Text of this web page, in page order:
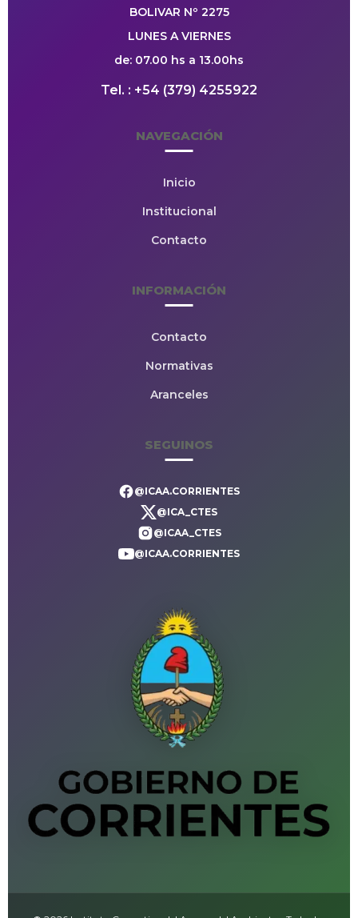
BOLIVAR Nº 2275
LUNES A VIERNES
de: 07.00 hs a 13.00hs
Tel. : +54 (379) 4255922
NAVEGACIÓN
Inicio
Institucional
Contacto
INFORMACIÓN
Contacto
Normativas
Aranceles
SEGUINOS
@ICAA.CORRIENTES
@ICA_CTES
@ICAA_CTES
@ICAA.CORRIENTES